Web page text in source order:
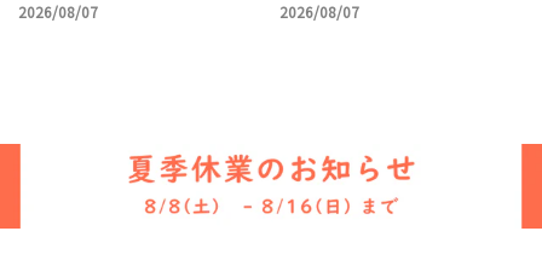
2026/08/07
2026/08/07